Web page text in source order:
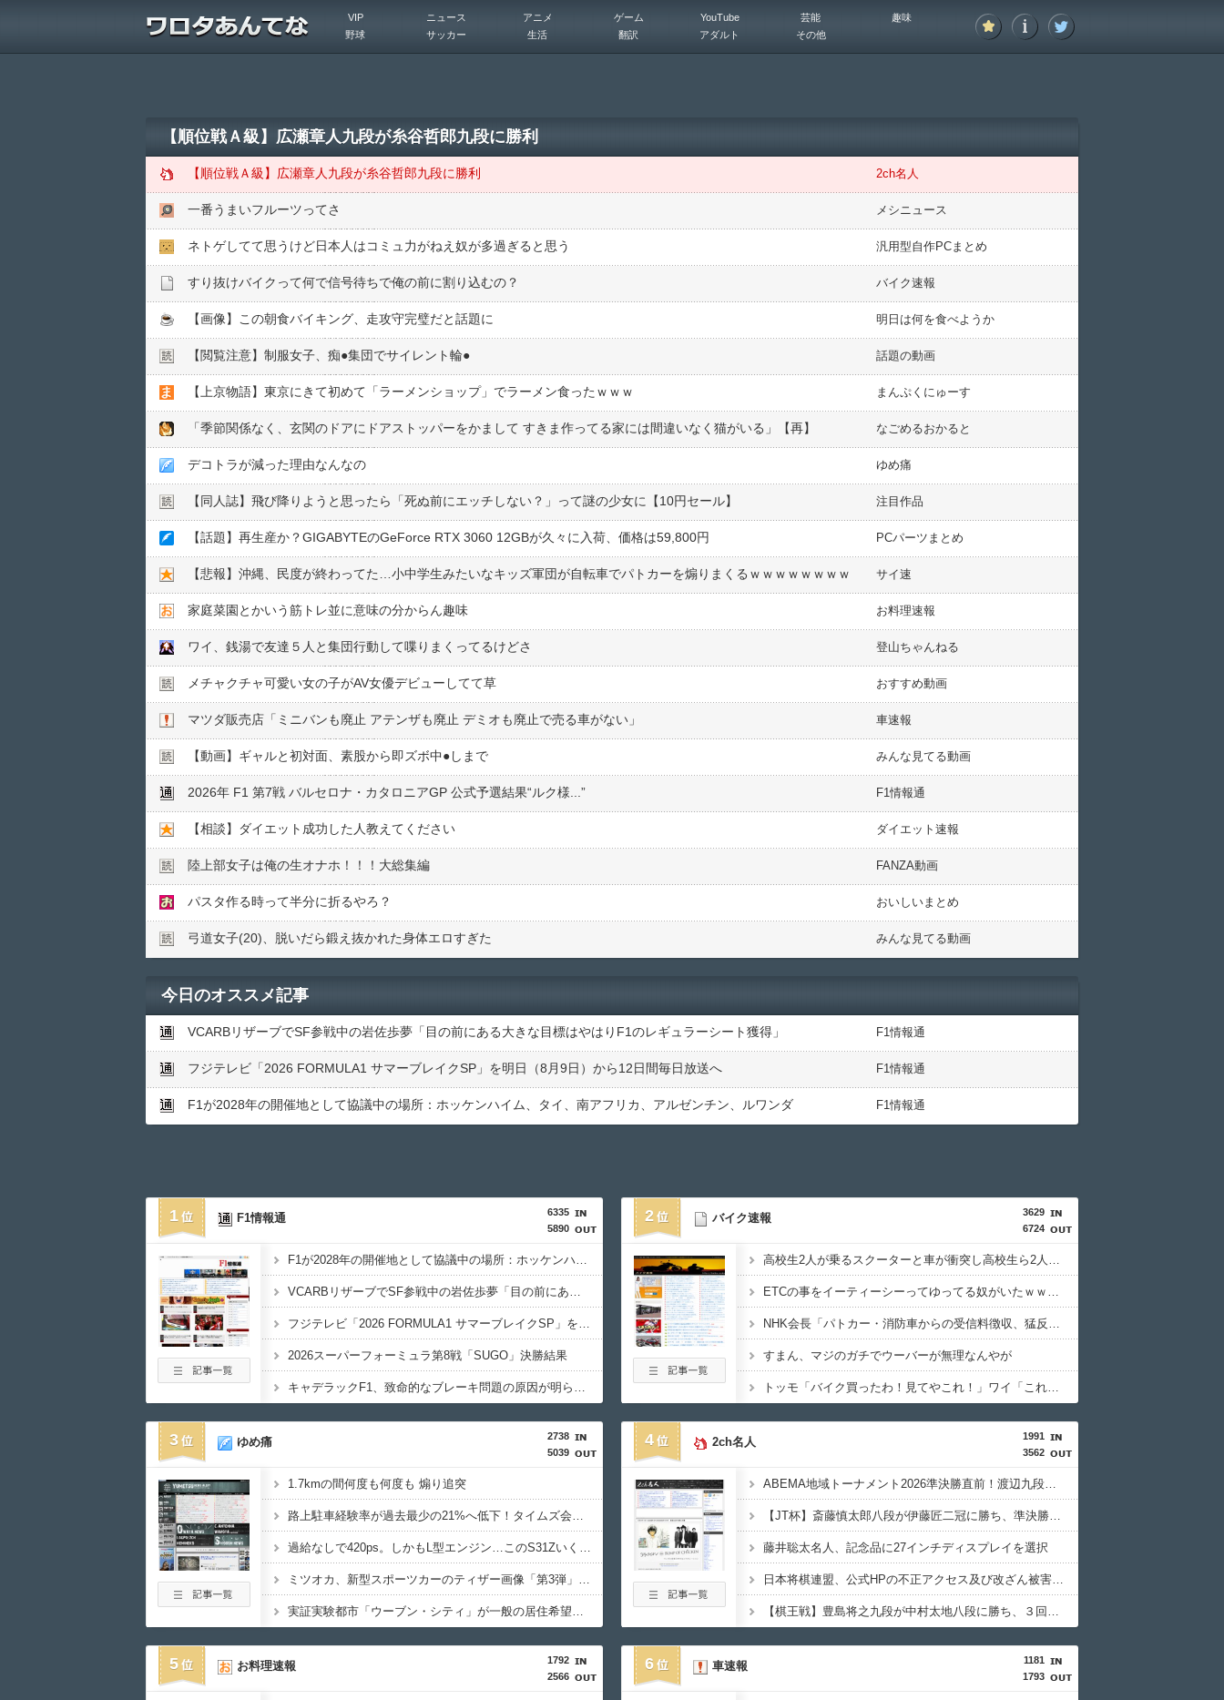
VIP ニュース アニメ ゲーム YouTube 芸能
趣味
野球
サッカー 生活 翻訳 アダルト その他
【順位戦Ａ級】広瀬章人九段が糸谷哲郎九段に勝利
【順位戦Ａ級】広瀬章人九段が糸谷哲郎九段に勝利 2ch名人
一番うまいフルーツってさ メシニュース
ネトゲしてて思うけど日本人はコミュ力がねえ奴が多過ぎると思う 汎用型自作PCまとめ
すり抜けバイクって何で信号待ちで俺の前に割り込むの？ バイク速報
【画像】この朝食バイキング、走攻守完璧だと話題に 明日は何を食べようか
【閲覧注意】制服女子、痴●︎集団でサイレント輪●︎ 話題の動画
【上京物語】東京にきて初めて「ラーメンショップ」でラーメン食ったｗｗｗ まんぷくにゅーす
「季節関係なく、玄関のドアにドアストッパーをかまして すきま作ってる家には間違いなく猫がいる」【再】 なごめるおかると
デコトラが減った理由なんなの ゆめ痛
【同人誌】飛び降りようと思ったら「死ぬ前にエッチしない？」って謎の少女に【10円セール】 注目作品
【話題】再生産か？GIGABYTEのGeForce RTX 3060 12GBが久々に入荷、価格は59,800円 PCパーツまとめ
【悲報】沖縄、民度が終わってた…小中学生みたいなキッズ軍団が自転車でパトカーを煽りまくるｗｗｗｗｗｗｗｗ サイ速
家庭菜園とかいう筋トレ並に意味の分からん趣味 お料理速報
ワイ、銭湯で友達５人と集団行動して喋りまくってるけどさ 登山ちゃんねる
メチャクチャ可愛い女の子がAV女優デビューしてて草 おすすめ動画
マツダ販売店「ミニバンも廃止 アテンザも廃止 デミオも廃止で売る車がない」 車速報
【動画】ギャルと初対面、素股から即ズボ中●︎しまで みんな見てる動画
2026年 F1 第7戦 バルセロナ・カタロニアGP 公式予選結果“ルク様...” F1情報通
【相談】ダイエット成功した人教えてください ダイエット速報
陸上部女子は俺の生オナホ！！！大総集編 FANZA動画
パスタ作る時って半分に折るやろ？ おいしいまとめ
弓道女子(20)、脱いだら鍛え抜かれた身体エロすぎた みんな見てる動画
今日のオススメ記事
VCARBリザーブでSF参戦中の岩佐歩夢「目の前にある大きな目標はやはりF1のレギュラーシート獲得」 F1情報通
フジテレビ「2026 FORMULA1 サマーブレイクSP」を明日（8月9日）から12日間毎日放送へ F1情報通
F1が2028年の開催地として協議中の場所：ホッケンハイム、タイ、南アフリカ、アルゼンチン、ルワンダ F1情報通
1
6335
5890
F1情報通
F1が2028年の開催地として協議中の場所：ホッケンハイム、タイ、南アフリカ、アルゼンチン、ルワンダ
VCARBリザーブでSF参戦中の岩佐歩夢「目の前にある大きな目標はやはりF1のレギュラーシート獲得」
フジテレビ「2026 FORMULA1 サマーブレイクSP」を明日（8月9日）から12日間毎日放送へ
2026スーパーフォーミュラ第8戦「SUGO」決勝結果
キャデラックF1、致命的なブレーキ問題の原因が明らかになるも解決には至っておらずめども立たず
2
3629
6724
バイク速報
高校生2人が乗るスクーターと車が衝突し高校生ら2人が死傷、車の運転手を逮捕
ETCの事をイーティーシーってゆってる奴がいたｗｗｗｗｗｗｗ
NHK会長「パトカー・消防車からの受信料徴収、猛反発が凄いので検討し直します…」
すまん、マジのガチでウーバーが無理なんやが
トッモ「バイク買ったわ！見てやこれ！」ワイ「これスクーターじゃん…」
3
2738
5039
ゆめ痛
1.7kmの間何度も何度も 煽り追突
路上駐車経験率が過去最少の21%へ低下！タイムズ会員にアンケート
過給なしで420ps。しかもL型エンジン…このS31Zいくらかかってるんだ…
ミツオカ、新型スポーツカーのティザー画像「第3弾」を公開！
実証実験都市「ウーブン・シティ」が一般の居住希望者の募集開始 すでにトヨタ関係者が居住
4
1991
3562
2ch名人
ABEMA地域トーナメント2026準決勝直前！渡辺九段のガチ優勝予想＆予選丸わかりＳP
【JT杯】斎藤慎太郎八段が伊藤匠二冠に勝ち、準決勝進出
藤井聡太名人、記念品に27インチディスプレイを選択
日本将棋連盟、公式HPの不正アクセス及び改ざん被害の調査結果公表
【棋王戦】豊島将之九段が中村太地八段に勝ち、３回戦進出
5
1792
2566
お料理速報 6
1181
1793
車速報